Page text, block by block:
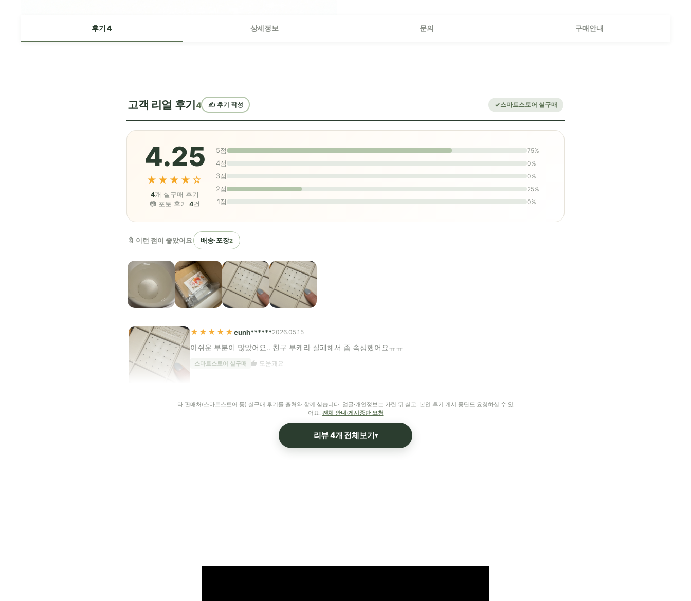
후기 4 상세정보 문의 구매안내
고객 리얼 후기4 ✍️ 후기 작성 스마트스토어 실구매
4.25
★★★★☆
4개 실구매 후기
📷 포토 후기 4건
5점 75%
4점 0%
3점 0%
2점 25%
1점 0%
🔖 이런 점이 좋았어요 배송·포장2
★★★★★eunh******2026.05.15
아쉬운 부분이 많았어요.. 친구 부케라 실패해서 좀 속상했어요ㅠㅠ
스마트스토어 실구매 도움돼요
타 판매처(스마트스토어 등) 실구매 후기를 출처와 함께 싣습니다. 얼굴·개인정보는 가린 뒤 싣고, 본인 후기 게시 중단도 요청하실 수 있
어요. 전체 안내·게시중단 요청
리뷰 4개 전체보기▾